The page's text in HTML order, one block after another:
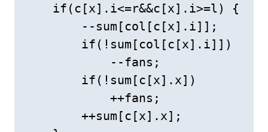
    if(c[x].i<=r&&c[x].i>=l) {
        --sum[col[c[x].i]];
        if(!sum[col[c[x].i]])
            --fans;
        if(!sum[c[x].x])
            ++fans;
        ++sum[c[x].x];